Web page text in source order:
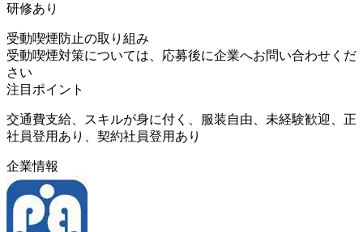
研修あり
受動喫煙防止の取り組み
受動喫煙対策については、応募後に企業へお問い合わせくだ
さい
注目ポイント
交通費支給、スキルが身に付く、服装自由、未経験歓迎、正
社員登用あり、契約社員登用あり
企業情報